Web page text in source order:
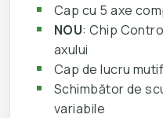
Cap cu 5 axe
NOU: Chip
axului
Cap de lucru
Schimbător de
variabile